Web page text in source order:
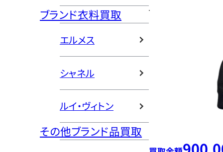
ブランド衣料買取
エルメス
シャネル
ルイ・ヴィトン
その他ブランド品買取